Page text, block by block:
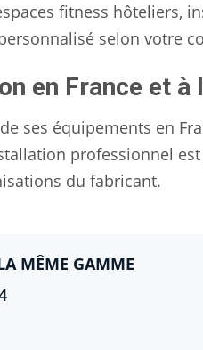
fitness hôteliers,
selon votre
en France et à
ses équipements en
professionnel
du fabricant.
MÊME GAMME